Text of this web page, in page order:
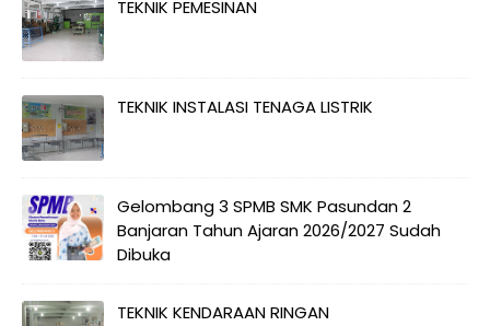
TEKNIK PEMESINAN
TEKNIK INSTALASI TENAGA LISTRIK
Gelombang 3 SPMB SMK Pasundan 2
Banjaran Tahun Ajaran 2026/2027 Sudah
Dibuka
TEKNIK KENDARAAN RINGAN